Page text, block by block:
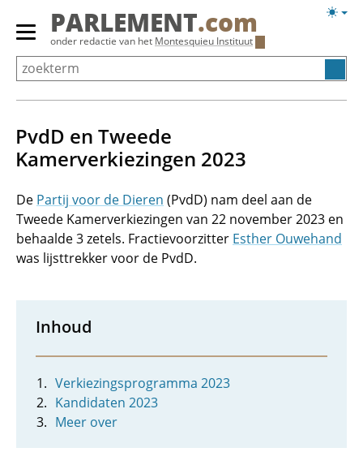
Overslaan
Primair
menu
tonen/verbergen
PARLEMENT.com
onder redactie van het Montesquieu Instituut
PvdD en Tweede
Kamerverkiezingen 2023
De Partij voor de Dieren (PvdD) nam deel aan de
Tweede Kamerverkiezingen van 22 november 2023 en
behaalde 3 zetels. Fractievoorzitter Esther Ouwehand
was lijsttrekker voor de PvdD.
Inhoud
Verkiezingsprogramma 2023
Kandidaten 2023
Meer over